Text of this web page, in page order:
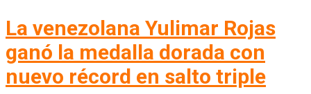
La venezolana Yulimar Rojas
ganó la medalla dorada con
nuevo récord en salto triple